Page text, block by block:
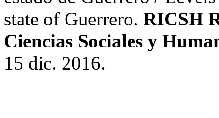
state of Guerrero. RICSH
Ciencias Sociales y
15 dic. 2016.